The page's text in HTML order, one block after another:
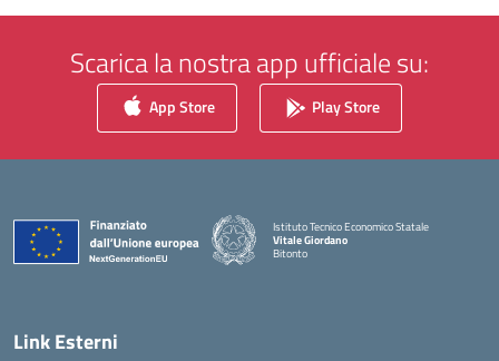
Scarica la nostra app ufficiale su:
App Store Play Store
Istituto Tecnico Economico Statale
Vitale Giordano
Bitonto
Link Esterni